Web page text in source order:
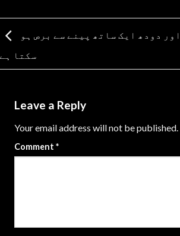
سکتا ہے
Leave a Reply
Your email address will not be published.
Comment *